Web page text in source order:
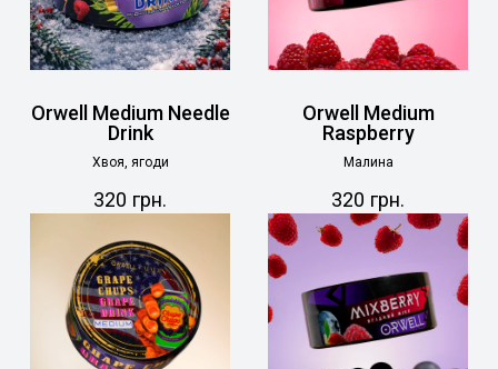
Orwell Medium Needle
Drink
Хвоя, ягоди
320 грн.
Orwell Medium
Raspberry
Малина
320 грн.